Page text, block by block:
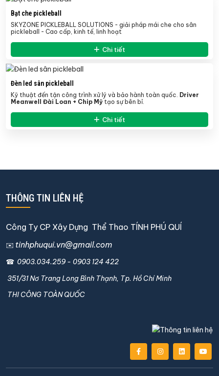
Bạt che pickleball
SKYZONE PICKLEBALL SOLUTIONS - giải pháp mái che cho sân
pickleball - Cao cấp, kinh tế, linh hoạt
Chi tiết
Đèn led sân pickleball
Kỹ thuật đến tận công trình xử lý và bảo hành toàn quốc. Driver
Meanwell Đài Loan + Chip Mỹ tạo sự bên bỉ.
Chi tiết
THÔNG TIN LIÊN HỆ
Công Ty CP Xây Dựng Thể Thao TÍNH PHÚ QUÍ
✉️ tinhphuqui.vn@gmail.com
☎ 0903.034.259 - 0903 124 422
351/31 Nơ Trang Long Bình Thạnh, Tp. Hồ Chí Minh
THI CÔNG TOÀN QUỐC